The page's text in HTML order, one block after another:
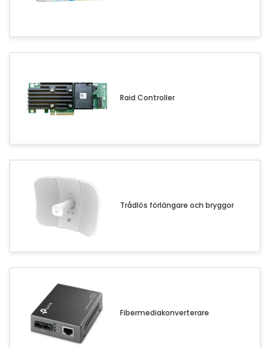
Raid Controller
Trådlös förlängare och bryggor
Fibermediakonverterare